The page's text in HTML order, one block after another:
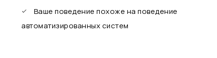
Ваше поведение похоже на поведение
автоматизированных систем